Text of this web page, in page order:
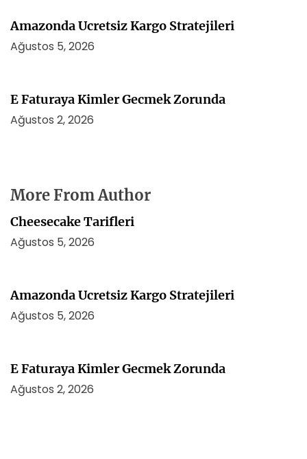
Amazonda Ucretsiz Kargo Stratejileri
Ağustos 5, 2026
E Faturaya Kimler Gecmek Zorunda
Ağustos 2, 2026
More From Author
Cheesecake Tarifleri
Ağustos 5, 2026
Amazonda Ucretsiz Kargo Stratejileri
Ağustos 5, 2026
E Faturaya Kimler Gecmek Zorunda
Ağustos 2, 2026